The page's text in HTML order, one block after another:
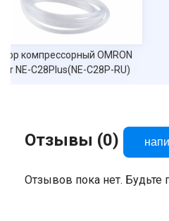
RU)
Отзывы (0)
Отзывов пока нет. Будьте